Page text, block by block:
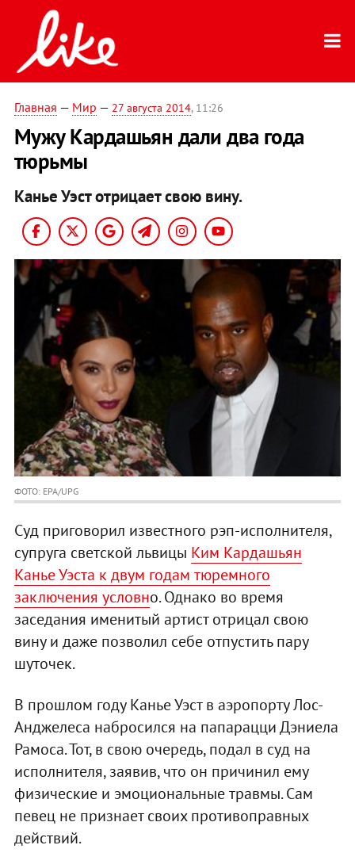
Главная — Мир — 27 августа 2014, 11:26
Мужу Кардашьян дали два года
тюрьмы
Канье Уэст отрицает свою вину.
ФОТО: EPA/UPG
Суд приговорил известного рэп-исполнителя,
супруга светской львицы Ким Кардашьян
Канье Уэста к двум годам тюремного
заключения условно. Однако во время
заседания именитый артист отрицал свою
вину и даже позволил себе отпустить пару
шуточек.
В прошлом году Канье Уэст в аэропорту Лос-
Анджелеса набросился на папарацци Дэниела
Рамоса. Тот, в свою очередь, подал в суд на
исполнителя, заявив, что он причинил ему
физические и эмоциональные травмы. Сам
певец не признает своих противоправных
действий.